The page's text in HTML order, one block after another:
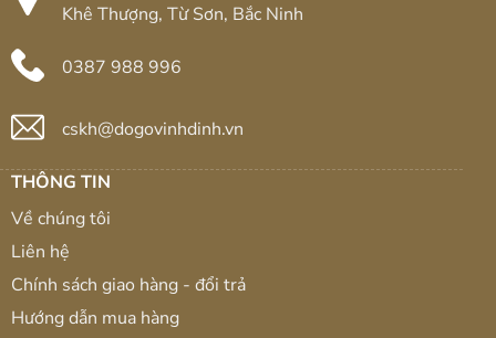
Khê Thượng, Từ Sơn, Bắc Ninh
0387 988 996
cskh@dogovinhdinh.vn
THÔNG TIN
Về chúng tôi
Liên hệ
Chính sách giao hàng - đổi trả
Hướng dẫn mua hàng